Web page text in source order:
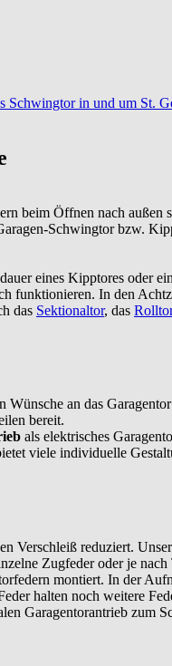
Schwingtor in und um St.
beim Öffnen nach außen
Schwingtor bzw.
eines Kipptores oder
funktionieren. In den
das Sektionaltor, das
Wünsche an das
bereit.
als elektrisches
viele individuelle
Verschleiß reduziert. Unser
Zugfeder oder je
montiert. In der
halten noch weitere
Garagentorantrieb zum